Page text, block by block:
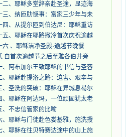
二、耶稣多堂辞亲赴圣途，显迹海
三、纳匝肋憾事：富家三少年与未
四、从提尔匝到伯达尼：耶稣重访
五、耶稣在耶路撒冷首次庆祝逾越
六 、耶稣洁净圣殿·逾越节晚餐
自首次逾越节之后至雅各伯井旁
、阿布加尔王致耶稣的书信与圣容
、耶稣赴提洛之路：迫害、艰辛与
、圣洗的突破：耶稣在异城息曷尔
、耶稣在阿达玛，一位顽固犹太老
、不忠信管家的比喻
、耶稣与门徒赴色娄基雅，施洗授
、耶稣在往贝特赛达途中的山上施